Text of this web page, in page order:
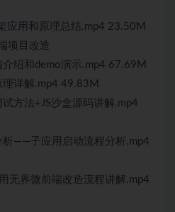
应用和原理总结.mp4 23.50M
项目改造
绍和demo演示.mp4 67.69M
详解.mp4 49.83M
方法+JS沙盒源码讲解.mp4
——子应用启动流程分析.mp4
无界微前端改造流程讲解.mp4